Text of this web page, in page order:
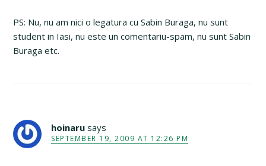
PS: Nu, nu am nici o legatura cu Sabin Buraga, nu sunt
student in Iasi, nu este un comentariu-spam, nu sunt Sabin
Buraga etc.
hoinaru says
SEPTEMBER 19, 2009 AT 12:26 PM